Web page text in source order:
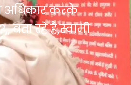
अधिकार करके
बता रहे है,स्वामी